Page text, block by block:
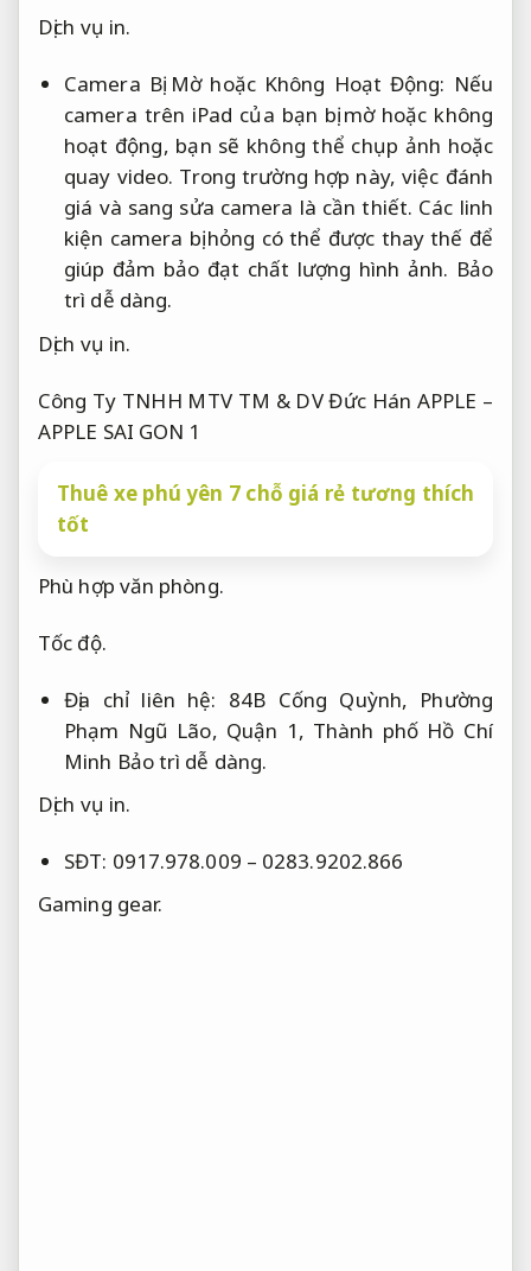
Dịch vụ in.
Camera Bị Mờ hoặc Không Hoạt Động: Nếu
camera trên iPad của bạn bị mờ hoặc không
hoạt động, bạn sẽ không thể chụp ảnh hoặc
quay video. Trong trường hợp này, việc đánh
giá và sang sửa camera là cần thiết. Các linh
kiện camera bị hỏng có thể được thay thế để
giúp đảm bảo đạt chất lượng hình ảnh. Bảo
trì dễ dàng.
Dịch vụ in.
Công Ty TNHH MTV TM & DV Đức Hán APPLE –
APPLE SAI GON 1
Thuê xe phú yên 7 chỗ giá rẻ tương thích
tốt
Phù hợp văn phòng.
Tốc độ.
Địa chỉ liên hệ: 84B Cống Quỳnh, Phường
Phạm Ngũ Lão, Quận 1, Thành phố Hồ Chí
Minh Bảo trì dễ dàng.
Dịch vụ in.
SĐT: 0917.978.009 – 0283.9202.866
Gaming gear.